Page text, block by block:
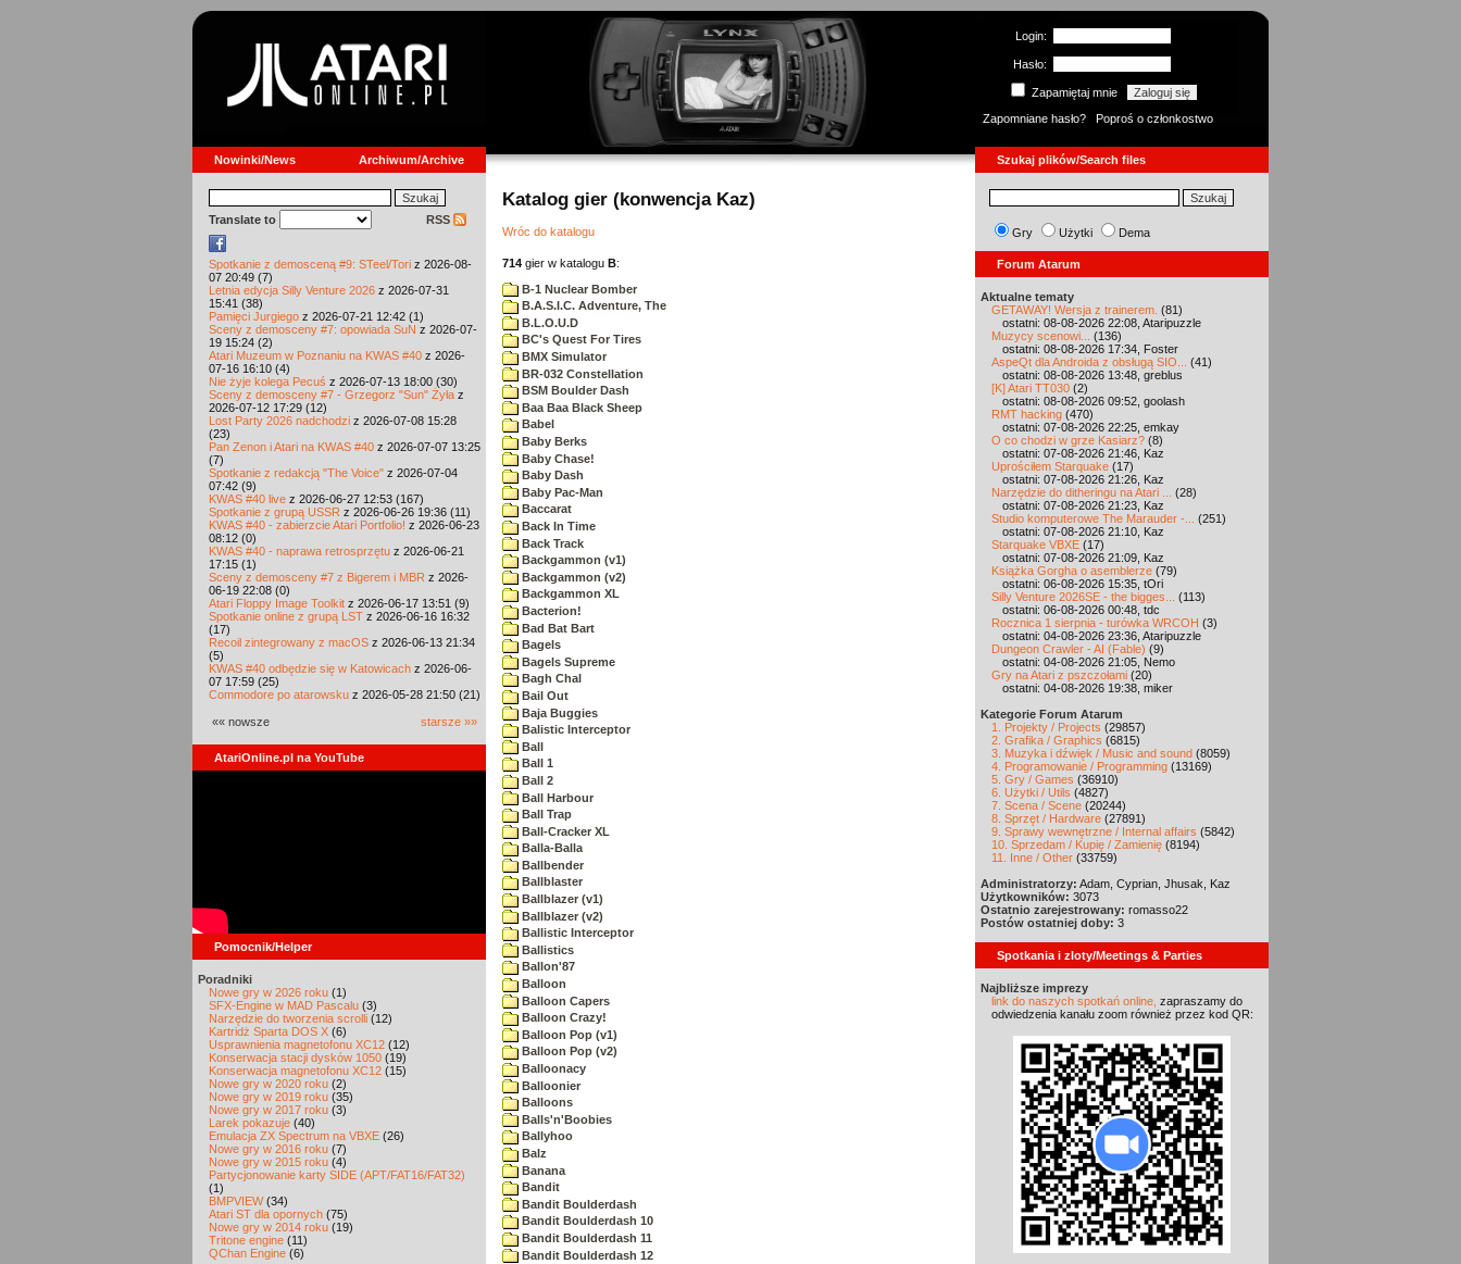
Login:
Hasło:
Zapamiętaj mnie
Zapomniane hasło?
Poproś o członkostwo
Nowinki/News Archiwum/Archive Szukaj plików/Search files
Translate to RSS
Spotkanie z demosceną #9: STeel/Tori z 2026-08-
07 20:49 (7)
Letnia edycja Silly Venture 2026 z 2026-07-31
15:41 (38)
Pamięci Jurgiego z 2026-07-21 12:42 (1)
Sceny z demosceny #7: opowiada SuN z 2026-07-
19 15:24 (2)
Atari Muzeum w Poznaniu na KWAS #40 z 2026-
07-16 16:10 (4)
Nie żyje kolega Pecuś z 2026-07-13 18:00 (30)
Sceny z demosceny #7 - Grzegorz "Sun" Żyła z
2026-07-12 17:29 (12)
Lost Party 2026 nadchodzi z 2026-07-08 15:28
(23)
Pan Zenon i Atari na KWAS #40 z 2026-07-07 13:25
(7)
Spotkanie z redakcją "The Voice" z 2026-07-04
07:42 (9)
KWAS #40 live z 2026-06-27 12:53 (167)
Spotkanie z grupą USSR z 2026-06-26 19:36 (11)
KWAS #40 - zabierzcie Atari Portfolio! z 2026-06-23
08:12 (0)
KWAS #40 - naprawa retrosprzętu z 2026-06-21
17:15 (1)
Sceny z demosceny #7 z Bigerem i MBR z 2026-
06-19 22:08 (0)
Atari Floppy Image Toolkit z 2026-06-17 13:51 (9)
Spotkanie online z grupą LST z 2026-06-16 16:32
(17)
Recoil zintegrowany z macOS z 2026-06-13 21:34
(5)
KWAS #40 odbędzie się w Katowicach z 2026-06-
07 17:59 (25)
Commodore po atarowsku z 2026-05-28 21:50 (21)
«« nowsze starsze »»
AtariOnline.pl na YouTube
Pomocnik/Helper
Poradniki
Nowe gry w 2026 roku (1)
SFX-Engine w MAD Pascalu (3)
Narzędzie do tworzenia scrolli (12)
Kartridż Sparta DOS X (6)
Usprawnienia magnetofonu XC12 (12)
Konserwacja stacji dysków 1050 (19)
Konserwacja magnetofonu XC12 (15)
Nowe gry w 2020 roku (2)
Nowe gry w 2019 roku (35)
Nowe gry w 2017 roku (3)
Larek pokazuje (40)
Emulacja ZX Spectrum na VBXE (26)
Nowe gry w 2016 roku (7)
Nowe gry w 2015 roku (4)
Partycjonowanie karty SIDE (APT/FAT16/FAT32)
(1)
BMPVIEW(34)
Atari ST dla opornych (75)
Nowe gry w 2014 roku (19)
Tritone engine (11)
QChan Engine (6)
Katalog gier (konwencja Kaz)
Wróc do katalogu
714 gier w katalogu B:
B-1 Nuclear Bomber
B.A.S.I.C. Adventure, The
B.L.O.U.D
BC's Quest For Tires
BMX Simulator
BR-032 Constellation
BSM Boulder Dash
Baa Baa Black Sheep
Babel
Baby Berks
Baby Chase!
Baby Dash
Baby Pac-Man
Baccarat
Back In Time
Back Track
Backgammon (v1)
Backgammon (v2)
Backgammon XL
Bacterion!
Bad Bat Bart
Bagels
Bagels Supreme
Bagh Chal
Bail Out
Baja Buggies
Balistic Interceptor
Ball
Ball 1
Ball 2
Ball Harbour
Ball Trap
Ball-Cracker XL
Balla-Balla
Ballbender
Ballblaster
Ballblazer (v1)
Ballblazer (v2)
Ballistic Interceptor
Ballistics
Ballon'87
Balloon
Balloon Capers
Balloon Crazy!
Balloon Pop (v1)
Balloon Pop (v2)
Balloonacy
Balloonier
Balloons
Balls'n'Boobies
Ballyhoo
Balz
Banana
Bandit
Bandit Boulderdash
Bandit Boulderdash 10
Bandit Boulderdash 11
Bandit Boulderdash 12
Gry Użytki Dema
Forum Atarum
Aktualne tematy
GETAWAY! Wersja z trainerem. (81)
ostatni: 08-08-2026 22:08, Ataripuzzle
Muzycy scenowi...
(136)
ostatni: 08-08-2026 17:34, Foster
AspeQt dla Androida z obsługą SIO...
(41)
ostatni: 08-08-2026 13:48, greblus
[K] Atari TT030 (2)
ostatni: 08-08-2026 09:52, goolash
RMT hacking (470)
ostatni: 07-08-2026 22:25, emkay
O co chodzi w grze Kasiarz? (8)
ostatni: 07-08-2026 21:46, Kaz
Uprościłem Starquake (17)
ostatni: 07-08-2026 21:26, Kaz
Narzędzie do ditheringu na Atari ...
(28)
ostatni: 07-08-2026 21:23, Kaz
Studio komputerowe The Marauder -...
(251)
ostatni: 07-08-2026 21:10, Kaz
Starquake VBXE (17)
ostatni: 07-08-2026 21:09, Kaz
Książka Gorgha o asemblerze (79)
ostatni: 06-08-2026 15:35, tOri
Silly Venture 2026SE - the bigges...
(113)
ostatni: 06-08-2026 00:48, tdc
Rocznica 1 sierpnia - turówka WRCOH (3)
ostatni: 04-08-2026 23:36, Ataripuzzle
Dungeon Crawler - AI (Fable) (9)
ostatni: 04-08-2026 21:05, Nemo
Gry na Atari z pszczołami (20)
ostatni: 04-08-2026 19:38, miker
Kategorie Forum Atarum
1. Projekty / Projects (29857)
2. Grafika / Graphics (6815)
3. Muzyka i dźwięk / Music and sound (8059)
4. Programowanie / Programming (13169)
5. Gry / Games (36910)
6. Użytki / Utils (4827)
7. Scena / Scene (20244)
8. Sprzęt / Hardware (27891)
9. Sprawy wewnętrzne / Internal affairs (5842)
10. Sprzedam / Kupię / Zamienię (8194)
11. Inne / Other (33759)
Administratorzy: Adam, Cyprian, Jhusak, Kaz
Użytkowników: 3073
Ostatnio zarejestrowany: romasso22
Postów ostatniej doby: 3
Spotkania i zloty/Meetings & Parties
Najbliższe imprezy
link do naszych spotkań online, zapraszamy do
odwiedzenia kanału zoom również przez kod QR: